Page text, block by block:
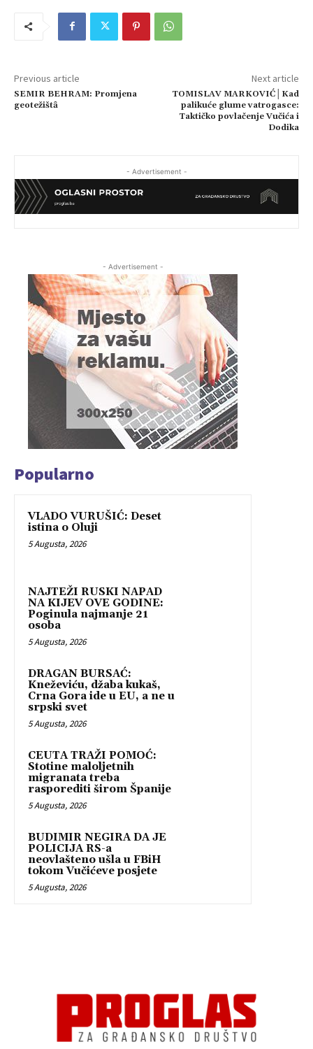
Previous article
SEMIR BEHRAM: Promjena
geotežištȃ
Next article
TOMISLAV MARKOVIĆ│Kad
palikuće glume vatrogasce:
Taktičko povlačenje Vučića i
Dodika
- Advertisement -
- Advertisement -
Popularno
VLADO VURUŠIĆ: Deset
istina o Oluji
5 Augusta, 2026
NAJTEŽI RUSKI NAPAD
NA KIJEV OVE GODINE:
Poginula najmanje 21
osoba
5 Augusta, 2026
DRAGAN BURSAĆ:
Kneževiću, džaba kukaš,
Crna Gora ide u EU, a ne u
srpski svet
5 Augusta, 2026
CEUTA TRAŽI POMOĆ:
Stotine maloljetnih
migranata treba
rasporediti širom Španije
5 Augusta, 2026
BUDIMIR NEGIRA DA JE
POLICIJA RS-a
neovlašteno ušla u FBiH
tokom Vučićeve posjete
5 Augusta, 2026